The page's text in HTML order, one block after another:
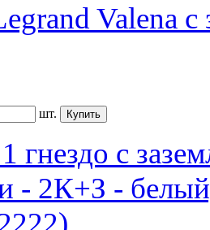
Valena
шт.